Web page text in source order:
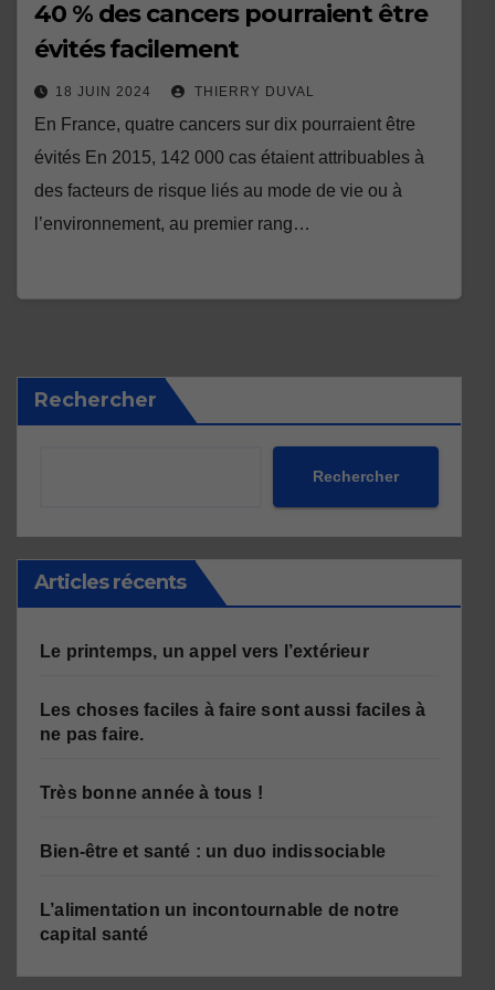
40 % des cancers pourraient être
évités facilement
18 JUIN 2024 THIERRY DUVAL
En France, quatre cancers sur dix pourraient être
évités En 2015, 142 000 cas étaient attribuables à
des facteurs de risque liés au mode de vie ou à
l’environnement, au premier rang…
Rechercher
Rechercher
Articles récents
Le printemps, un appel vers l’extérieur
Les choses faciles à faire sont aussi faciles à
ne pas faire.
Très bonne année à tous !
Bien-être et santé : un duo indissociable
L’alimentation un incontournable de notre
capital santé